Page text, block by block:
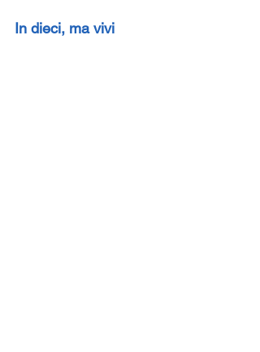
In dieci, ma vivi